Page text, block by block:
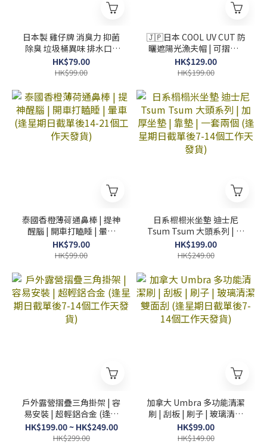
日本製 雞仔牌 消臭力 抑菌
除臭 垃圾桶異味 排水口 -
柑橘薄荷 200ml (逢星期日
截單後14-21個工作天發貨)
HK$79.00
HK$99.00
🇯🇵日本 COOL UV CUT 防
曬遮陽光漁夫帽 | 可摺疊 |
抗UV | 涼感 (逢星期日截單
後7-14個工作天發貨)
HK$129.00
HK$199.00
泰國香橙薄荷通鼻棒 | 提神
醒腦 | 開車打瞌睡 | 暈車
(逢星期日截單後14-21個工
作天發貨)
HK$79.00
HK$99.00
日系榻榻米坐墊 迪士尼
Tsum Tsum 大頭系列 | 加
厚坐墊 | 靠墊 | 一套兩個
(逢星期日截單後7-14個工
HK$199.00
HK$249.00
戶外露營摺疊三角掛架 | 容
易安裝 | 超輕鋁合金 (逢星
期日截單後7-14個工作天
發貨)
HK$199.00 ~ HK$249.00
HK$299.00
加拿大 Umbra 多功能清潔
刷 | 刮板 | 刷子 | 玻璃清潔
雙面刮 (逢星期日截單後7-
14個工作天發貨)
HK$99.00
HK$149.00